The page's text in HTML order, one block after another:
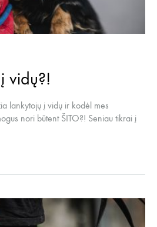
vidų?!
lankytojų į vidų ir kodėl mes
nori būtent ŠITO?! Seniau tikrai į
kiekvieną norintį. Ir net